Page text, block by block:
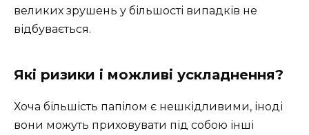
великих зрушень у більшості випадків не
відбувається.
Які ризики і можливі ускладнення?
Хоча більшість папілом є нешкідливими, іноді
вони можуть приховувати під собою інші